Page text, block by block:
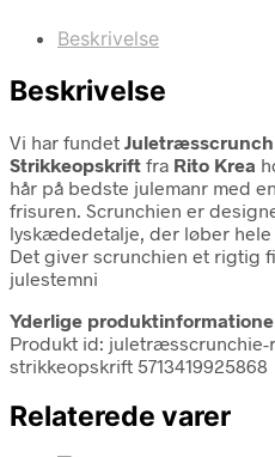
Beskrivelse
Beskrivelse
Vi har fundet
Strikkeopskrift fra Rito Krea
hår på bedste julemanr med
frisuren. Scrunchien er
lyskædedetalje, der løber
Det giver scrunchien et rigtig
julestemni
Yderlige
Produkt id: juletræsscrunchie-
strikkeopskrift 5713419925868
Relaterede varer